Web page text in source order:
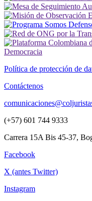
Política de protección de
Contáctenos
(+57) 601 744 9333
Carrera 15A Bis 45-37,
Facebook
X (antes Twitter)
Instagram